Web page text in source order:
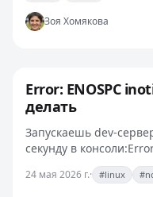
Зоя Хомякова
Error: ENOSPC
делать
Запускаешь dev-
секунду в
number of file
'/path/to/project'Скажу
24 мая 2026 г.· #linux